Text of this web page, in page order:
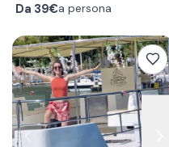
Da 39€a persona